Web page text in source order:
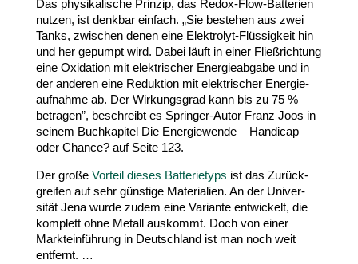
Das physi­ka­lische Prinzip, das Redox-​Flow-​Batterien
nutzen, ist denkbar einfach. „Sie bestehen aus zwei
Tanks, zwischen denen eine Elektrolyt-​Flüssigkeit hin
und her gepumpt wird. Dabei läuft in einer Fließ­richtung
eine Oxidation mit elek­tri­scher Ener­gie­abgabe und in
der anderen eine Reduktion mit elek­tri­scher Ener­gie­
auf­nahme ab. Der Wirkungsgrad kann bis zu 75%
betragen”, beschreibt es Springer-​Autor Franz Joos in
seinem Buch­ka­pitel Die Ener­gie­wende – Handicap
oder Chance? auf Seite 123.
Der große Vorteil dieses Batte­rietyps ist das Zurück­
greifen auf sehr günstige Mate­rialien. An der Univer­
sität Jena wurde zudem eine Variante entwi­ckelt, die
komplett ohne Metall auskommt. Doch von einer
Markt­ein­führung in Deutschland ist man noch weit
entfernt. …